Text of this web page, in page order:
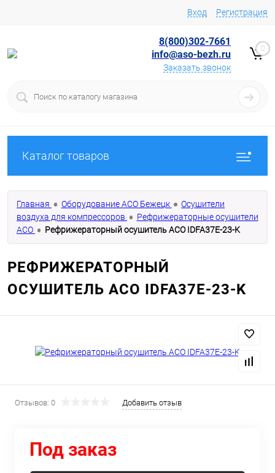
Вход Регистрация
8(800)302-7661
info@aso-bezh.ru
Заказать звонок
0
Каталог товаров
Главная Оборудование АСО Бежецк
Осушители
воздуха для компрессоров
Рефрижераторные осушители
АСО
Рефрижераторный осушитель АСО IDFA37E-23-K
РЕФРИЖЕРАТОРНЫЙ
ОСУШИТЕЛЬ АСО IDFA37E-23-K
Отзывов: 0 Добавить отзыв
Под заказ